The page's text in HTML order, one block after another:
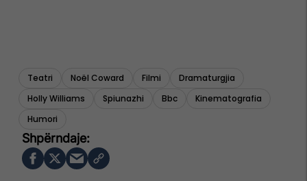
Teatri Noël Coward Filmi
Dramaturgjia
Holly Williams
Spiunazhi Bbc
Kinematografia
Humori